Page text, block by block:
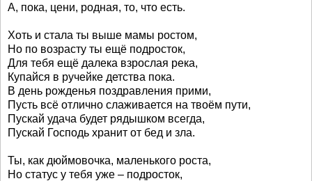
А, пока, цени, родная, то, что есть.
Хоть и стала ты выше мамы ростом,
Но по возрасту ты ещё подросток,
Для тебя ещё далека взрослая река,
Купайся в ручейке детства пока.
В день рожденья поздравления прими,
Пусть всё отлично слаживается на твоём пути,
Пускай удача будет рядышком всегда,
Пускай Господь хранит от бед и зла.
Ты, как дюймовочка, маленького роста,
Но статус у тебя уже – подросток,